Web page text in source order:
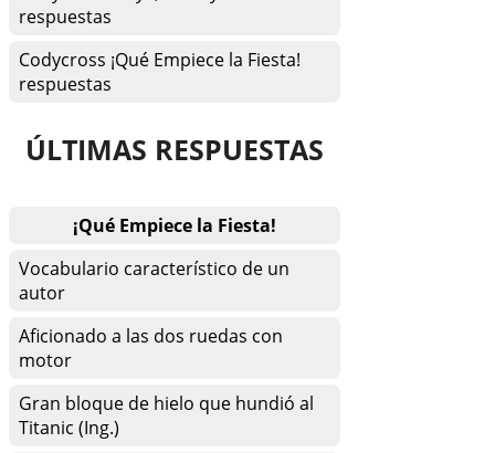
respuestas
Codycross ¡Qué Empiece la Fiesta!
respuestas
ÚLTIMAS RESPUESTAS
¡Qué Empiece la Fiesta!
Vocabulario característico de un
autor
Aficionado a las dos ruedas con
motor
Gran bloque de hielo que hundió al
Titanic (Ing.)